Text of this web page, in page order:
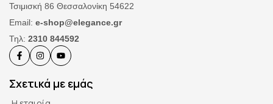
Τσιμισκή 86 Θεσσαλονίκη 54622
Email: e-shop@elegance.gr
Τηλ: 2310 844592
Σχετικά με εμάς